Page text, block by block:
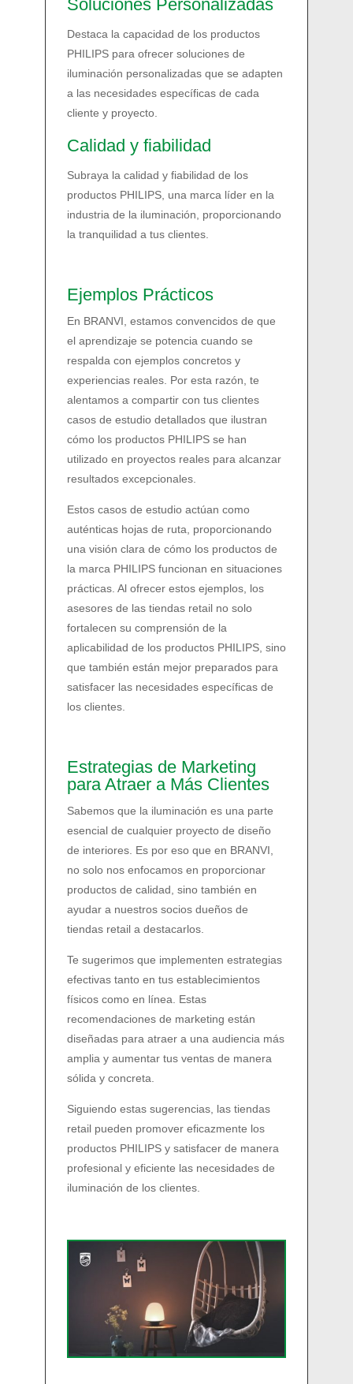
Soluciones Personalizadas
Destaca la capacidad de los productos
PHILIPS para ofrecer soluciones de
iluminación personalizadas que se adapten
a las necesidades específicas de cada
cliente y proyecto.
Calidad y fiabilidad
Subraya la calidad y fiabilidad de los
productos PHILIPS, una marca líder en la
industria de la iluminación, proporcionando
la tranquilidad a tus clientes.
Ejemplos Prácticos
En BRANVI, estamos convencidos de que
el aprendizaje se potencia cuando se
respalda con ejemplos concretos y
experiencias reales. Por esta razón, te
alentamos a compartir con tus clientes
casos de estudio detallados que ilustran
cómo los productos PHILIPS se han
utilizado en proyectos reales para alcanzar
resultados excepcionales.
Estos casos de estudio actúan como
auténticas hojas de ruta, proporcionando
una visión clara de cómo los productos de
la marca PHILIPS funcionan en situaciones
prácticas. Al ofrecer estos ejemplos, los
asesores de las tiendas retail no solo
fortalecen su comprensión de la
aplicabilidad de los productos PHILIPS, sino
que también están mejor preparados para
satisfacer las necesidades específicas de
los clientes.
Estrategias de Marketing
para Atraer a Más Clientes
Sabemos que la iluminación es una parte
esencial de cualquier proyecto de diseño
de interiores. Es por eso que en BRANVI,
no solo nos enfocamos en proporcionar
productos de calidad, sino también en
ayudar a nuestros socios dueños de
tiendas retail a destacarlos.
Te sugerimos que implementen estrategias
efectivas tanto en tus establecimientos
físicos como en línea. Estas
recomendaciones de marketing están
diseñadas para atraer a una audiencia más
amplia y aumentar tus ventas de manera
sólida y concreta.
Siguiendo estas sugerencias, las tiendas
retail pueden promover eficazmente los
productos PHILIPS y satisfacer de manera
profesional y eficiente las necesidades de
iluminación de los clientes.